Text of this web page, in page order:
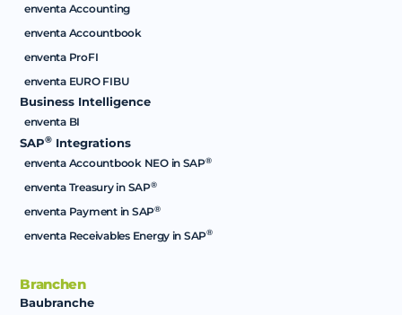
enventa Accounting
enventa Accountbook
enventa ProFI
enventa EURO FIBU
Business Intelligence
enventa BI
SAP® Integrations
enventa Accountbook NEO in SAP®
enventa Treasury in SAP®
enventa Payment in SAP®
enventa Receivables Energy in SAP®
Branchen
Baubranche